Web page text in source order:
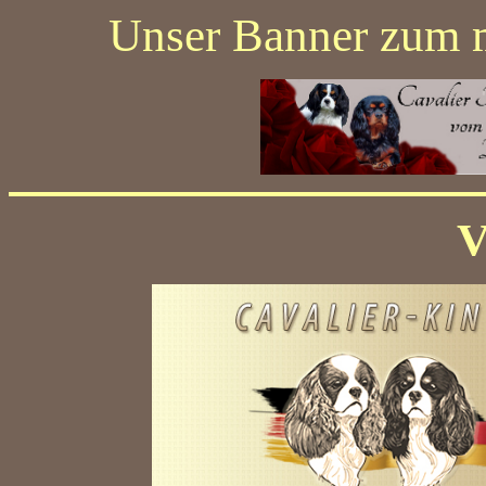
Unser Banner zum